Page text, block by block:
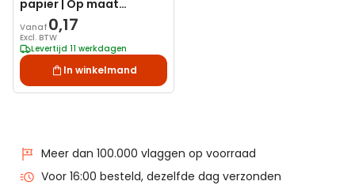
papier | Op maat
bedrukken
Vanaf 0,17
Excl. BTW
Levertijd 11 werkdagen
In winkelmand
Meer dan 100.000 vlaggen op voorraad
Voor 16:00 besteld, dezelfde dag verzonden